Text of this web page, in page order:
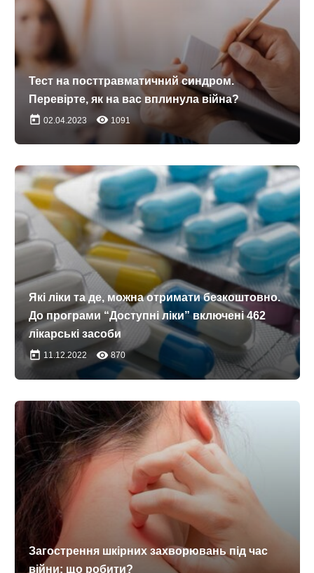
Тест на посттравматичний синдром.
Перевірте, як на вас вплинула війна?
today 02.04.2023 remove_red_eye 1091
Які ліки та де, можна отримати безкоштовно.
До програми “Доступні ліки” включені 462
лікарські засоби
today 11.12.2022 remove_red_eye 870
Загострення шкірних захворювань під час
війни: що робити?